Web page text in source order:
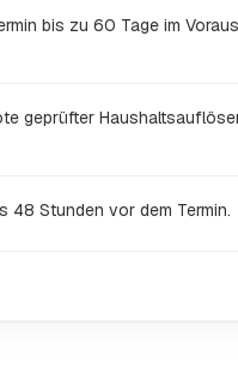
bis zu 60 Tage im
geprüfter
48 Stunden vor dem Termin.